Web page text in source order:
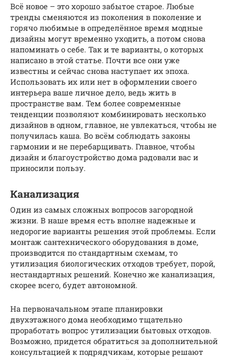
Всё новое – это хорошо забытое старое. Любые
тренды сменяются из поколения в поколение и
горячо любимые в определённое время модные
дизайны могут временно уходить, а потом снова
напоминать о себе. Так и те варианты, о которых
написано в этой статье. Почти все они уже
известны и сейчас снова наступает их эпоха.
Использовать их или нет в оформлении своего
интерьера ваше личное дело, ведь жить в
пространстве вам. Тем более современные
тенденции позволяют комбинировать несколько
дизайнов в одном, главное, не увлекаться, чтобы не
получилась каша. Во всём соблюдать законы
гармонии и не перебарщивать. Главное, чтобы
дизайн и благоустройство дома радовали вас и
приносили пользу.
Канализация
Один из самых сложных вопросов загородной
жизни. В наше время есть вполне надежные и
недорогие варианты решения этой проблемы. Если
монтаж сантехнического оборудования в доме,
производится по стандартным схемам, то
утилизация биологических отходов требует, порой,
нестандартных решений. Конечно же канализация,
скорее всего, будет автономной.
На первоначальном этапе планировки
двухэтажного дома необходимо тщательно
проработать вопрос утилизации бытовых отходов.
Возможно, придется обратиться за дополнительной
консультацией к подрядчикам, которые решают